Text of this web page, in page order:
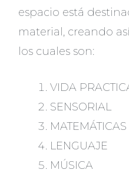
espacio está
material, creando
los cuales son:
VIDA
SENSORIAL
MATEMÁTICAS
LENGUAJE
MÚSICA